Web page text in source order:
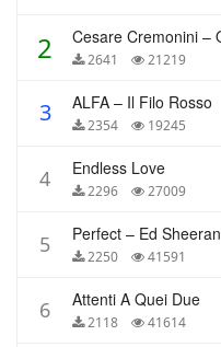
2 2641 21219
3 ALFA – Il Filo Rosso
2354 19245
4 Endless Love
2296 27009
5 Perfect – Ed Sheeran
2250 41591
6 Attenti A Quei Due
2118 41614